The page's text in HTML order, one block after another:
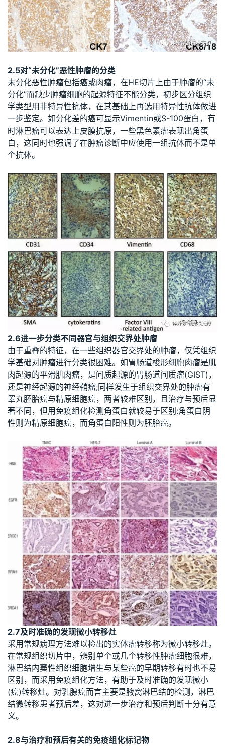
2.5对“未分化”恶性肿瘤的分类
未分化恶性肿瘤包括癌或肉瘤，在HE切片上由于肿瘤的“未
分化”而缺少肿瘤细胞的起源特征不能分类，初步区分组织
学类型用非特异性抗体，在其基础上再选用特异性抗体做进
一步鉴定。如分化差的癌可显示Vimentin或S-100蛋白，有
时淋巴瘤可以表达上皮膜抗原，一些黑色素瘤表现出角蛋
白，这同时也强调了在肿瘤诊断中应使用一组抗体而不是单
个抗体。
2.6进一步分类不同器官与组织交界处肿瘤
由于重叠的特征，在一些组织器官交界处的肿瘤，仅凭组织
学基础对肿瘤进行分类很困难。如胃肠道梭形细胞肉瘤是肌
肉起源的平滑肌肉瘤，是间质起源的胃肠道间质瘤(GIST)，
还是神经起源的神经鞘瘤;同样发生于组织交界处的肿瘤有
睾丸胚胎癌与精原细胞癌，两者较难区别，且治疗与预后显
著不同，但用免疫组化检测角蛋白就较易于区别:角蛋白阴
性则为精原细胞癌，而角蛋白阳性则为胚胎癌。
2.7及时准确的发现微小转移灶
采用常规病理方法难以检出的实体瘤转移称为微小转移灶。
在常规组织切片中，辨别单个或几个转移性肿瘤细胞很难，
淋巴结内窦性组织细胞增生与某些癌的早期转移有时也不易
区别，而采用免疫组化方法，有助于及时准确的发现微小
(癌)转移灶。对乳腺癌而言主要是腋窝淋巴结的检测，淋巴
结微转移患者预后差，这对进一步治疗和预后判断十分有意
义。
2.8与治疗和预后有关的免疫组化标记物